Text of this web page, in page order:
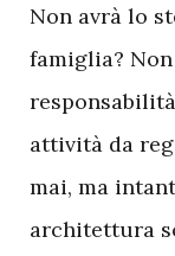
Non avrà lo
famiglia?
attività da
mai, ma
architettura